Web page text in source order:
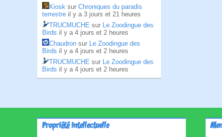
Kiosk sur Chroniques du paradis
terrestre il y a 3 jours et 21 heures
TRUCMUCHE sur Le Zoodingue des
Birds il y a 4 jours et 2 heures
Chaudron sur Le Zoodingue des
Birds il y a 4 jours et 2 heures
TRUCMUCHE sur Le Zoodingue des
Birds il y a 4 jours et 2 heures
Propriété intellectuelle